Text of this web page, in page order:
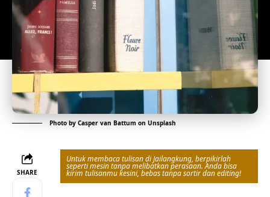
Photo by Casper van Battum on Unsplash
SHARE
Untuk membaca tulisan di Jailangkung, berpikirlah
seperti mesin tanpa melibatkan perasaan. Anda bisa
kirim tulisanmu kesini, bebas tanpa sortir dan editing!